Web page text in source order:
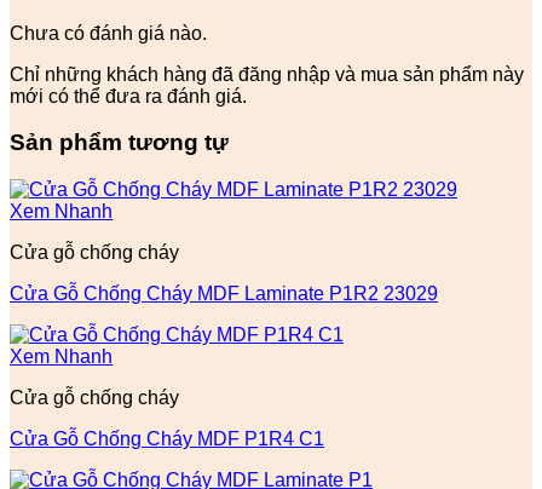
Chưa có đánh giá nào.
Chỉ những khách hàng đã đăng nhập và mua sản phẩm này
mới có thể đưa ra đánh giá.
Sản phẩm tương tự
Xem Nhanh
Cửa gỗ chống cháy
Cửa Gỗ Chống Cháy MDF Laminate P1R2 23029
Xem Nhanh
Cửa gỗ chống cháy
Cửa Gỗ Chống Cháy MDF P1R4 C1